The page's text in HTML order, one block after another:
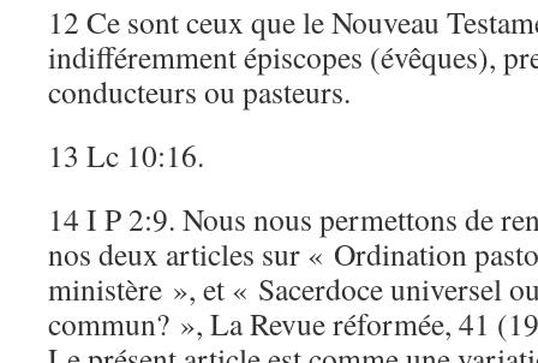
12 Ce sont ceux que le Nouveau
indifféremment épiscopes (évêques),
conducteurs ou pasteurs.
13 Lc 10:16.
14 I P 2:9. Nous nous permettons de
nos deux articles sur « Ordination
ministère », et « Sacerdoce universel
commun? », La Revue réformée, 41